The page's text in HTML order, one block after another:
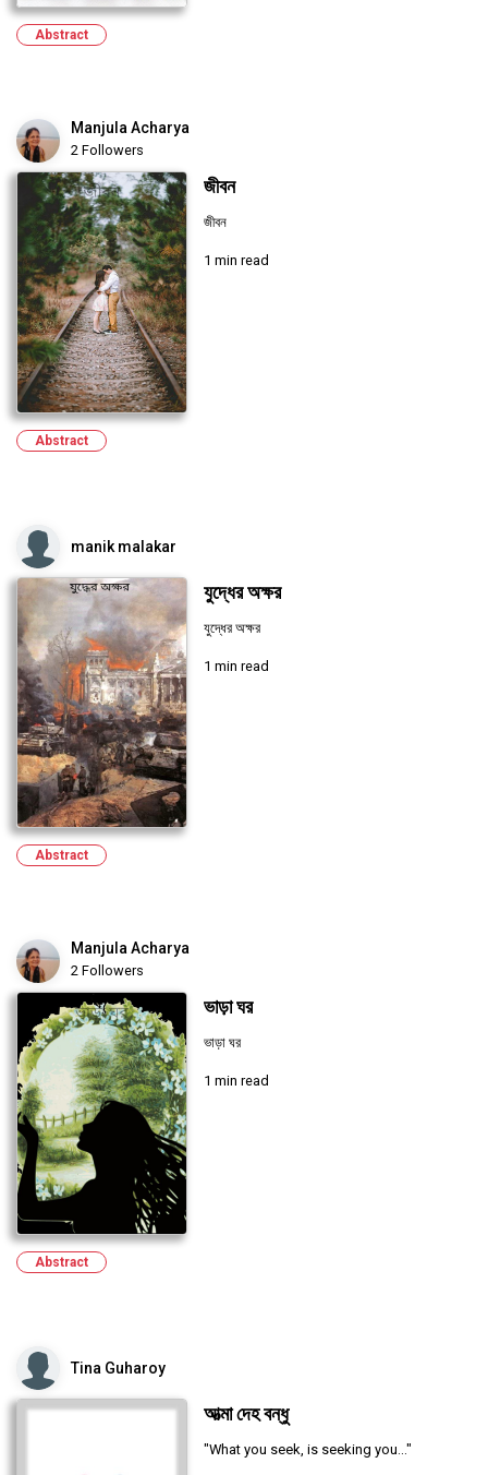
Abstract
Manjula Acharya
2 Followers
জীবন
জীবন
1 min read
Abstract
manik malakar
যুদ্ধের অক্ষর
যুদ্ধের অক্ষর
1 min read
Abstract
Manjula Acharya
2 Followers
ভাড়া ঘর
ভাড়া ঘর
1 min read
Abstract
Tina Guharoy
আত্মা দেহ বন্ধু
"What you seek, is seeking you..."